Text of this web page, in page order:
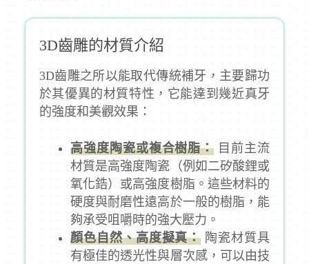
3D齒雕的材質介紹
3D齒雕之所以能取代傳統補牙，主要歸功
於其優異的材質特性，它能達到幾近真牙
的強度和美觀效果：
高強度陶瓷或複合樹脂： 目前主流
材質是高強度陶瓷（例如二矽酸鋰或
氧化鋯）或高強度樹脂。這些材料的
硬度與耐磨性遠高於一般的樹脂，能
夠承受咀嚼時的強大壓力。
顏色自然、高度擬真： 陶瓷材質具
有極佳的透光性與層次感，可以由技